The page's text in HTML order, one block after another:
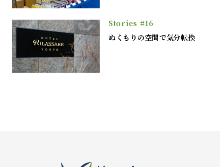
Stories #16
ぬくもりの空間で気分転換